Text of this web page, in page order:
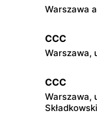
Warszawa
CCC
Warszawa,
CCC
Warszawa,